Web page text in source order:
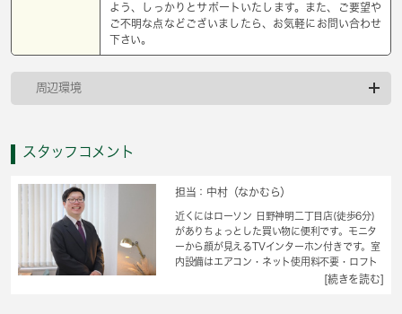
よう、しっかりとサポートいたします。また、ご要望や
ご不明な点などございましたら、お気軽にお問い合わせ
下さい。
周辺環境
スタッフコメント
担当：中村（なかむら）
近くにはローソン 日野神明二丁目店(徒歩6分)
がありちょっとした買い物に便利です。モニタ
ーから顔が見えるTVインターホン付きです。室
内設備はエアコン・ネット使用料不要・ロフト
など充実した設備を備え付けています。収納は
[続きを読む]